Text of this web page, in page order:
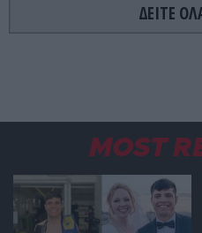
ΔΙΕΘΝΗΣ
Οι άνθρωποι που είπαν
ΙΣΤΟΡΙΑ
«Μόνο σοβαρές
ΔΕΙΤΕ
MOST